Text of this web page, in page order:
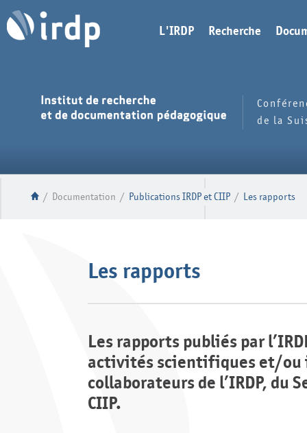
L'IRDP Recherche
de la
/ Documentation / Publications IRDP et CIIP / Les rapports
Les rapports
Les rapports publiés par
activités scientifiques et/ou
collaborateurs de l’IRDP, du
CIIP.